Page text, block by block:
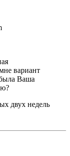
вариант
Ваша
двух недель